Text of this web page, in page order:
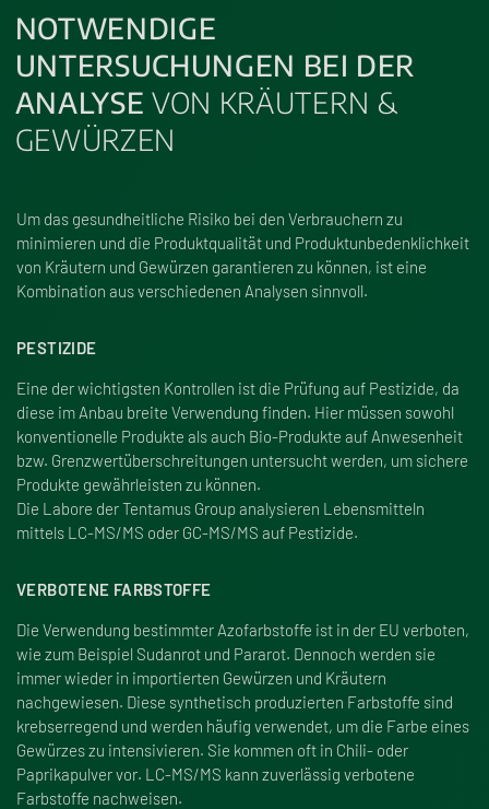
NOTWENDIGE
UNTERSUCHUNGEN BEI DER
ANALYSE VON KRÄUTERN &
GEWÜRZEN
Um das gesundheitliche Risiko bei den Verbrauchern zu
minimieren und die Produktqualität und Produktunbedenklichkeit
von Kräutern und Gewürzen garantieren zu können, ist eine
Kombination aus verschiedenen Analysen sinnvoll.
PESTIZIDE
Eine der wichtigsten Kontrollen ist die Prüfung auf Pestizide, da
diese im Anbau breite Verwendung finden. Hier müssen sowohl
konventionelle Produkte als auch Bio-Produkte auf Anwesenheit
bzw. Grenzwertüberschreitungen untersucht werden, um sichere
Produkte gewährleisten zu können.
Die Labore der Tentamus Group analysieren Lebensmitteln
mittels LC-MS/MS oder GC-MS/MS auf Pestizide.
VERBOTENE FARBSTOFFE
Die Verwendung bestimmter Azofarbstoffe ist in der EU verboten,
wie zum Beispiel Sudanrot und Pararot. Dennoch werden sie
immer wieder in importierten Gewürzen und Kräutern
nachgewiesen. Diese synthetisch produzierten Farbstoffe sind
krebserregend und werden häufig verwendet, um die Farbe eines
Gewürzes zu intensivieren. Sie kommen oft in Chili- oder
Paprikapulver vor. LC-MS/MS kann zuverlässig verbotene
Farbstoffe nachweisen.